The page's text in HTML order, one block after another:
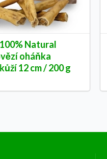
Natural
oháňka
12 cm / 200 g